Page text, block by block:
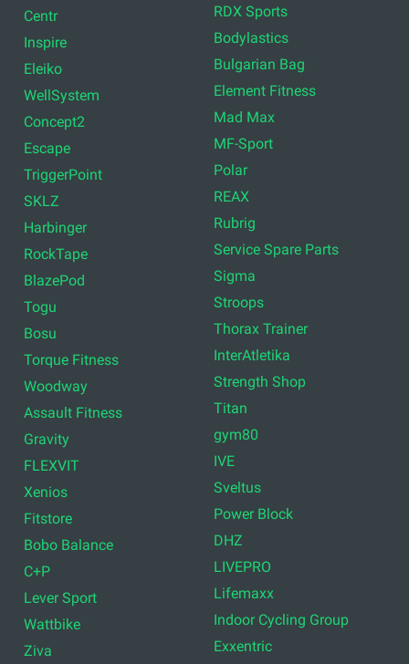
Centr
Inspire
Eleiko
WellSystem
Concept2
Escape
TriggerPoint
SKLZ
Harbinger
RockTape
BlazePod
Togu
Bosu
Torque Fitness
Woodway
Assault Fitness
Gravity
FLEXVIT
Xenios
Fitstore
Bobo Balance
C+P
Lever Sport
Wattbike
Ziva
RDX Sports
Bodylastics
Bulgarian Bag
Element Fitness
Mad Max
MF-Sport
Polar
REAX
Rubrig
Service Spare Parts
Sigma
Stroops
Thorax Trainer
InterAtletika
Strength Shop
Titan
gym80
IVE
Sveltus
Power Block
DHZ
LIVEPRO
Lifemaxx
Indoor Cycling Group
Exxentric